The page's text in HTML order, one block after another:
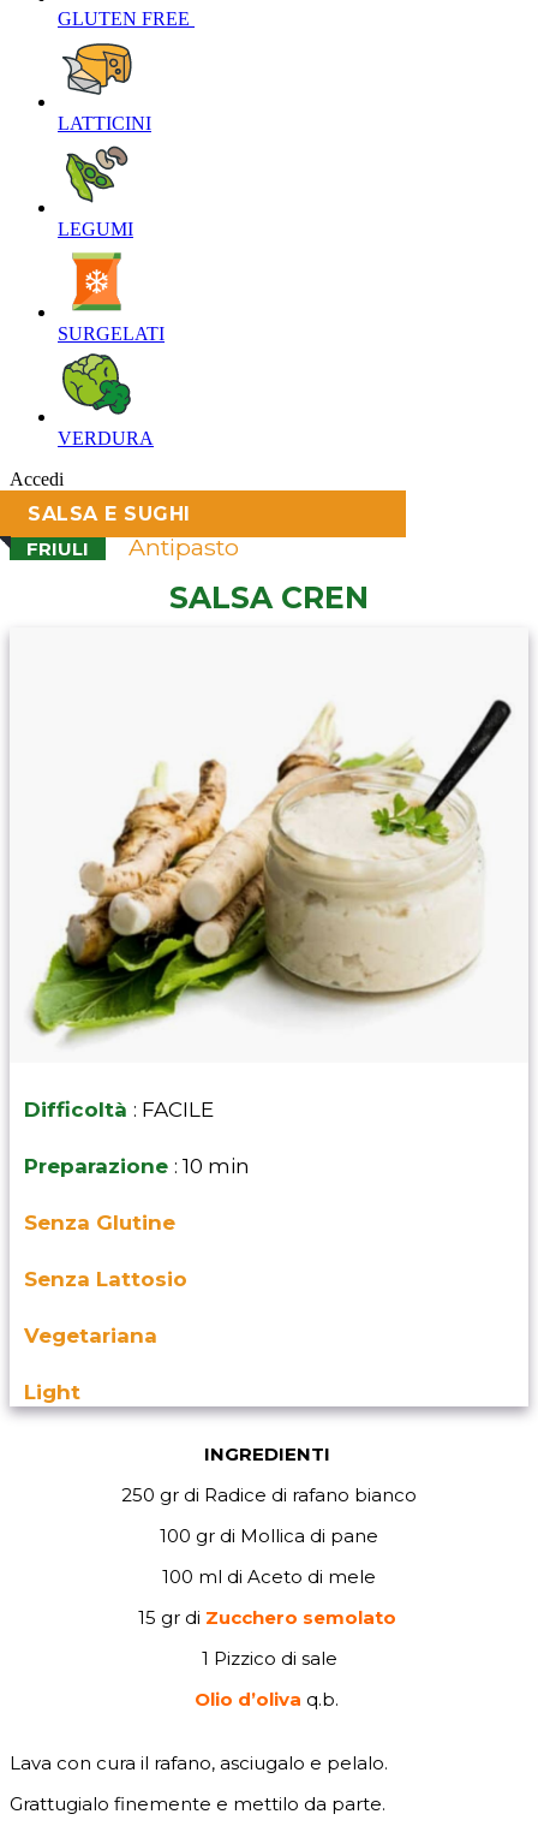
GLUTEN FREE ‎
LATTICINI‎
LEGUMI‎
SURGELATI‎
VERDURA‎
Accedi
SALSA E SUGHI
FRIULI
Antipasto
SALSA CREN
Difficoltà : FACILE
Preparazione : 10 min
Senza Glutine
Senza Lattosio
Vegetariana
Light
INGREDIENTI
250 gr di Radice di rafano bianco
100 gr di Mollica di pane
100 ml di Aceto di mele
15 gr di Zucchero semolato
1 Pizzico di sale
Olio d’oliva q.b.
Lava con cura il rafano, asciugalo e pelalo.
Grattugialo finemente e mettilo da parte.